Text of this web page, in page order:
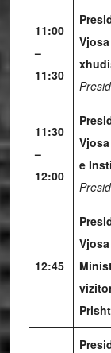
11:00
–
11:30
11:30
–
12:00
e
12:45